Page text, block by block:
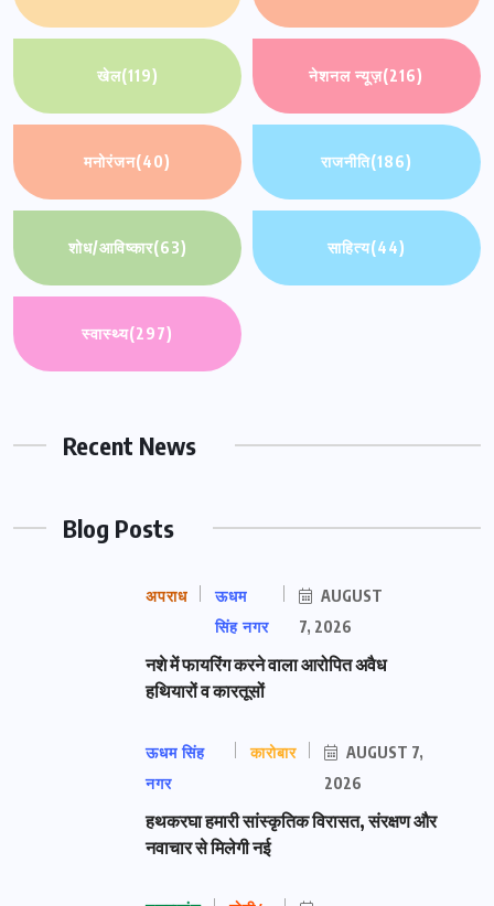
खेल(119) नेशनल न्यूज़(216)
मनोरंजन(40) राजनीति(186)
शोध/आविष्कार(63) साहित्य(44)
स्वास्थ्य(297)
Recent News
Blog Posts
अपराध
ऊधम
सिंह नगर
AUGUST
7, 2026
नशे में फायरिंग करने वाला आरोपित अवैध
हथियारों व कारतूसों
ऊधम सिंह
नगर
कारोबार
AUGUST 7,
2026
हथकरघा हमारी सांस्कृतिक विरासत, संरक्षण और
नवाचार से मिलेगी नई